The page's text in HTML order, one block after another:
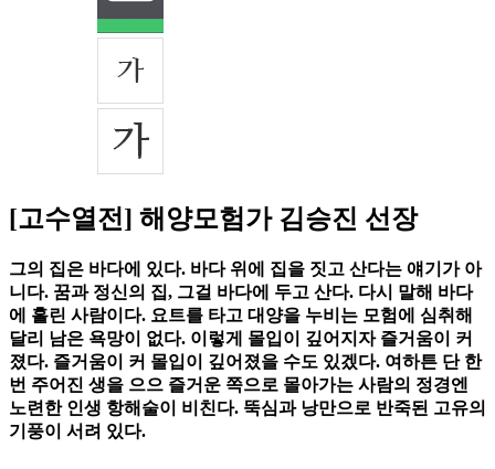
[고수열전] 해양모험가 김승진 선장
그의 집은 바다에 있다. 바다 위에 집을 짓고 산다는 얘기가 아
니다. 꿈과 정신의 집, 그걸 바다에 두고 산다. 다시 말해 바다
에 홀린 사람이다. 요트를 타고 대양을 누비는 모험에 심취해
달리 남은 욕망이 없다. 이렇게 몰입이 깊어지자 즐거움이 커
졌다. 즐거움이 커 몰입이 깊어졌을 수도 있겠다. 여하튼 단 한
번 주어진 생을 으으 즐거운 쪽으로 몰아가는 사람의 정경엔
노련한 인생 항해술이 비친다. 뚝심과 낭만으로 반죽된 고유의
기풍이 서려 있다.